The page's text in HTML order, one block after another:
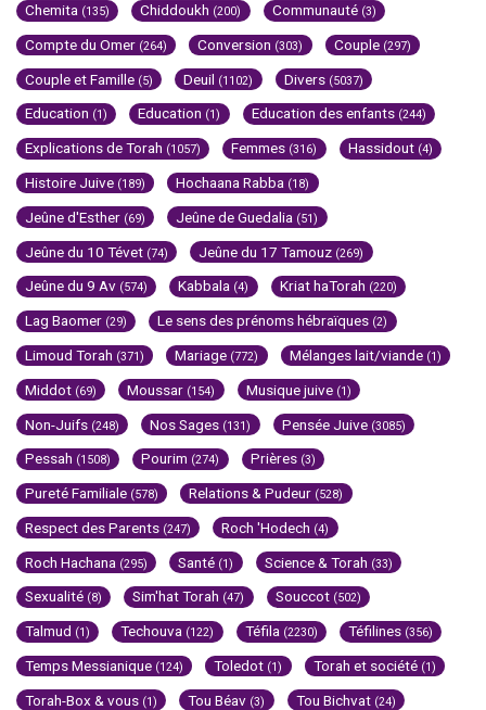
Chemita (135) Chiddoukh (200) Communauté (3)
Compte du Omer (264) Conversion (303) Couple (297)
Couple et Famille (5) Deuil (1102) Divers (5037)
Education (1) Education (1) Education des enfants (244)
Explications de Torah (1057) Femmes (316) Hassidout (4)
Histoire Juive (189) Hochaana Rabba (18)
Jeûne d'Esther (69) Jeûne de Guedalia (51)
Jeûne du 10 Tévet (74) Jeûne du 17 Tamouz (269)
Jeûne du 9 Av (574) Kabbala (4) Kriat haTorah (220)
Lag Baomer (29) Le sens des prénoms hébraïques (2)
Limoud Torah (371) Mariage (772) Mélanges lait/viande (1)
Middot (69) Moussar (154) Musique juive (1)
Non-Juifs (248) Nos Sages (131) Pensée Juive (3085)
Pessah (1508) Pourim (274) Prières (3)
Pureté Familiale (578) Relations & Pudeur (528)
Respect des Parents (247) Roch 'Hodech (4)
Roch Hachana (295) Santé (1) Science & Torah (33)
Sexualité (8) Sim'hat Torah (47) Souccot (502)
Talmud (1) Techouva (122) Téfila (2230) Téfilines (356)
Temps Messianique (124) Toledot (1) Torah et société (1)
Torah-Box & vous (1) Tou Béav (3) Tou Bichvat (24)